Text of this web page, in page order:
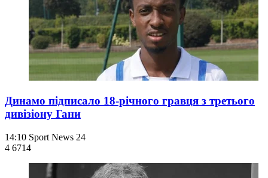
Динамо підписало 18-річного гравця з третього
дивізіону Гани
14:10 Sport News 24
4 6714